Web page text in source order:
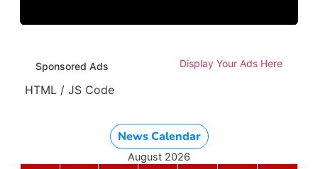
Sponsored Ads Display Your Ads Here
HTML / JS Code
News Calendar
August 2026